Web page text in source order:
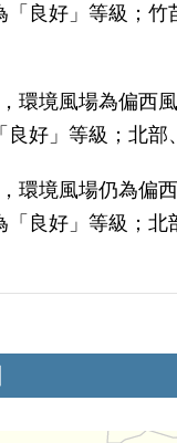
良好」等級；
環境風場為偏西
好」等級；北
環境風場仍為偏
「良好」等級；